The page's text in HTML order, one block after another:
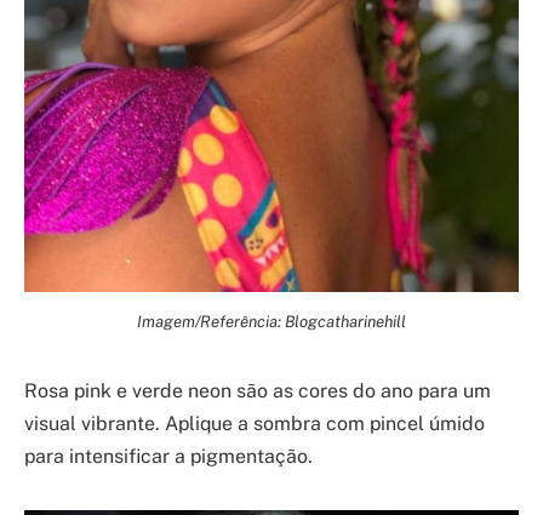
Imagem/Referência: Blogcatharinehill
Rosa pink e verde neon são as cores do ano para um
visual vibrante. Aplique a sombra com pincel úmido
para intensificar a pigmentação.